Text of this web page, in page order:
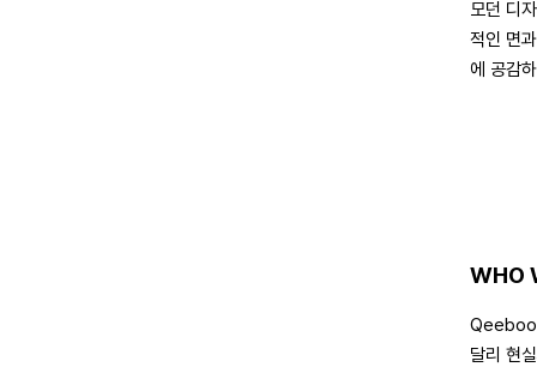
모던 디
적인 면
에 공감
WHO
Qeeboo
달리 현